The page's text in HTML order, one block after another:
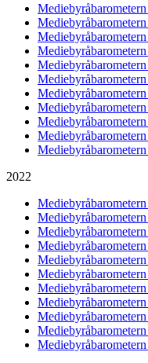
2022